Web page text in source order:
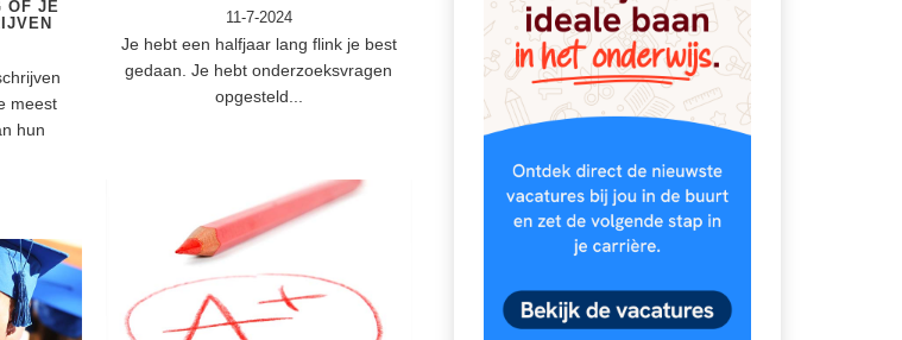
OF JE
meest
hun
11-7-2024
Je hebt een halfjaar lang flink je best
gedaan. Je hebt onderzoeksvragen
opgesteld...